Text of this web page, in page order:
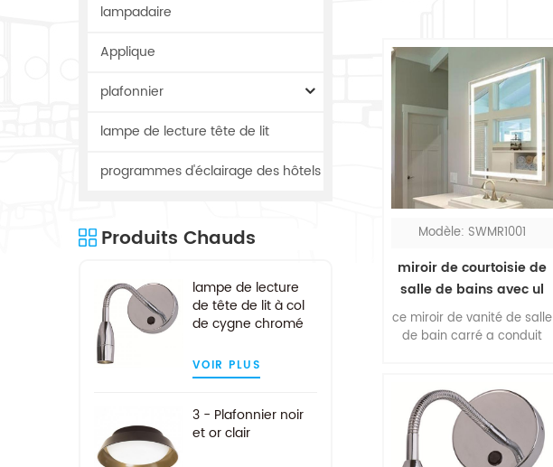
lampadaire
Applique
plafonnier
lampe de lecture tête de lit
programmes d'éclairage des hôtels
Produits Chauds
lampe de lecture
de tête de lit à col
de cygne chromé
VOIR PLUS
3 - Plafonnier noir
et or clair
Modèle: SWMR1001
miroir de courtoisie de
salle de bains avec ul
ce miroir de vanité de salle
de bain carré a conduit
tout voir clairement avec
l'éclairage concentré. le
miroir de salle de bain led
est conçu en filaire.